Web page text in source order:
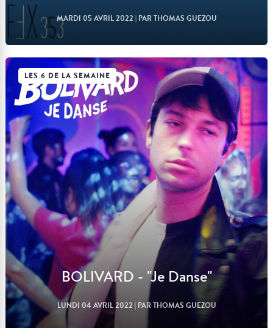
MARDI 05 AVRIL 2022 | PAR THOMAS GUEZOU
Lire l'article
BOLIVARD - "Je Danse"
LUNDI 04 AVRIL 2022 | PAR THOMAS GUEZOU
LES 6 DE LA SEMAINE